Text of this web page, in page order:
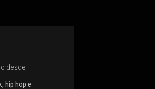
desde
hip hop e